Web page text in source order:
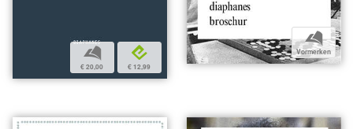
b
€ 20,00
e
€ 12,99
b
Vormerken